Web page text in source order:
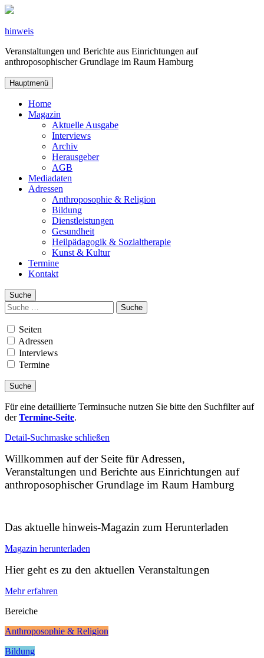
Zum
springen
hinweis
Veranstaltungen und Berichte aus Einrichtungen auf
anthroposophischer Grundlage im Raum Hamburg
Hauptmenü
Home
Magazin
Aktuelle Ausgabe
Interviews
Archiv
Herausgeber
AGB
Mediadaten
Adressen
Anthroposophie & Religion
Bildung
Dienstleistungen
Gesundheit
Heilpädagogik & Sozialtherapie
Kunst & Kultur
Termine
Kontakt
Suche
Suchen
nach:
Seiten
Adressen
Interviews
Termine
Für eine detaillierte Terminsuche nutzen Sie bitte den Suchfilter auf
derTermine-Seite.
Detail-Suchmaske schließen
Willkommen auf der Seite für Adressen,
Veranstaltungen und Berichte aus Einrichtungen auf
anthroposophischer Grundlage im Raum Hamburg
Das aktuelle hinweis-Magazin zum Herunterladen
Magazin herunterladen
Hier geht es zu den aktuellen Veranstaltungen
Mehr erfahren
Bereiche
Anthroposophie & Religion
Bildung